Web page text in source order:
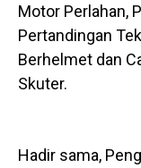
Motor Perlahan,
Pertandingan
Berhelmet dan
Skuter.
Hadir sama,